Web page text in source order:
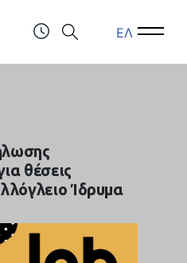
Open Menu ΕΛ Open
θέσεις
Ίδρυμα